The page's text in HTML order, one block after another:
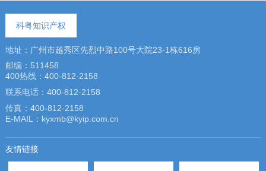
科粤知识产权
地址：广州市越秀区先烈中路100号大院23-1栋616房
邮编：511458
400热线：400-812-2158
联系电话：400-812-2158
传真：400-812-2158
E-MAIL：kyxmb@kyip.com.cn
友情链接